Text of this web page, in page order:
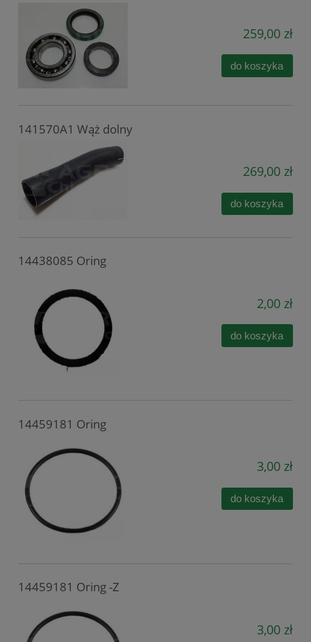
259,00 zł
do koszyka
141570A1 Wąż dolny
269,00 zł
do koszyka
14438085 Oring
2,00 zł
do koszyka
14459181 Oring
3,00 zł
do koszyka
14459181 Oring -Z
3,00 zł